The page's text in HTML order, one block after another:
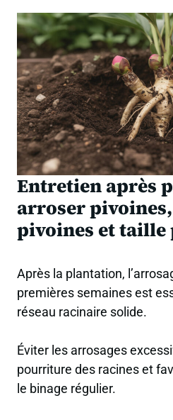
Entretien après
arroser
pivoines et taille
Après la plantation,
premières semaines est
réseau racinaire solide.
Éviter les arrosages
pourriture des racines et
le binage régulier.